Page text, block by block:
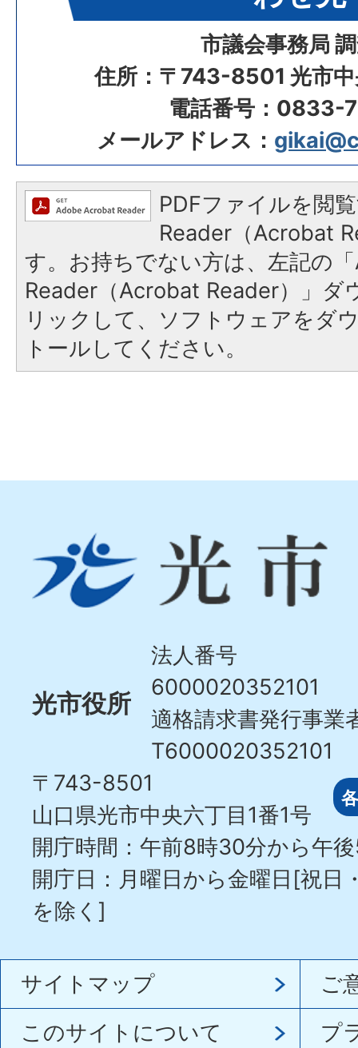
市議会事務局
住所：〒743-8501 光市中
電話番号：0833-
メールアドレス：
PDFファイルを閲
Reader（Acrobat
す。お持ちでない方は、左記の
Reader（Acrobat Reader）」ダ
リックして、ソフトウェアをダ
トールしてください。
市
Hikari
光市役所
法人番号
6000020352101
適格請求書発行事業
T6000020352101
〒743-8501
山口県光市中央六丁目1番1号
開庁時間：午前8時30分から午
開庁日：月曜日から金曜日[祝日
を除く]
サイトマップ
ご
このサイトについて
プ